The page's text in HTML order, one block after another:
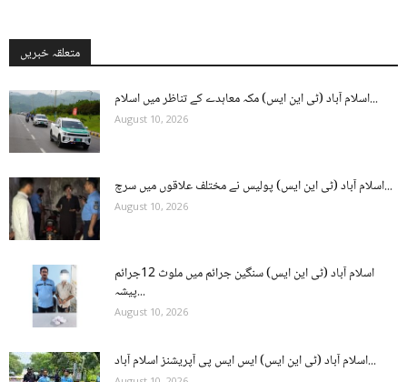
متعلقہ خبریں
اسلام آباد (ٹی این ایس) مکہ معاہدے کے تناظر میں اسلام...
August 10, 2026
اسلام آباد (ٹی این ایس) پولیس نے مختلف علاقوں میں سرچ...
August 10, 2026
اسلام آباد (ٹی این ایس) سنگین جرائم میں ملوث 12جرائم
پیشہ...
August 10, 2026
اسلام آباد (ٹی این ایس) ایس ایس پی آپریشنز اسلام آباد...